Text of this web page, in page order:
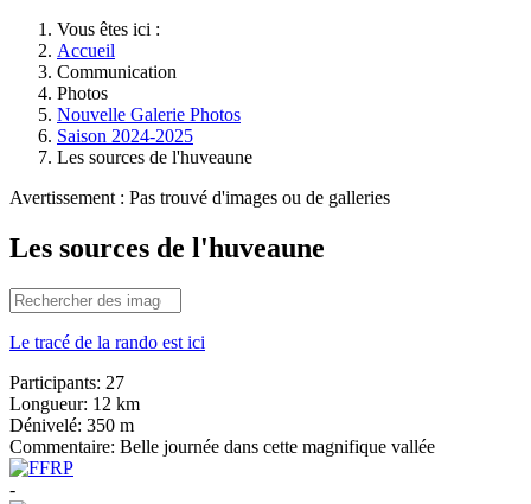
Vous êtes ici :
Accueil
Communication
Photos
Nouvelle Galerie Photos
Saison 2024-2025
Les sources de l'huveaune
Avertissement : Pas trouvé d'images ou de galleries
Les sources de l'huveaune
Le tracé de la rando est ici
Participants: 27
Longueur: 12 km
Dénivelé: 350 m
Commentaire: Belle journée dans cette magnifique vallée
-